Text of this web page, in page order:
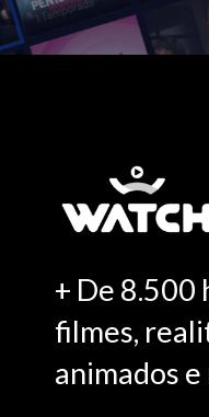
+ De 8.500
filmes,
animados